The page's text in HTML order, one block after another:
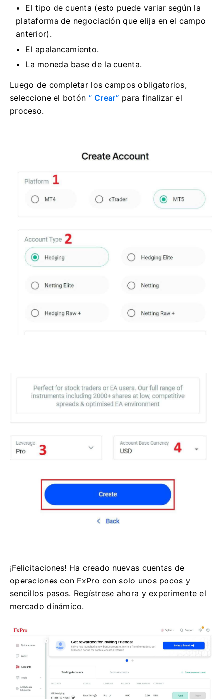
El tipo de cuenta (esto puede variar según la
plataforma de negociación que elija en el campo
anterior).
El apalancamiento.
La moneda base de la cuenta.
Luego de completar los campos obligatorios,
seleccione el botón “Crear” para finalizar el
proceso.
¡Felicitaciones! Ha creado nuevas cuentas de
operaciones con FxPro con solo unos pocos y
sencillos pasos. Regístrese ahora y experimente el
mercado dinámico.